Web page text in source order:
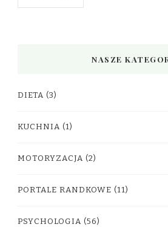
NASZE
DIETA (3)
KUCHNIA (1)
MOTORYZACJA (2)
PORTALE RANDKOWE (11)
PSYCHOLOGIA (56)